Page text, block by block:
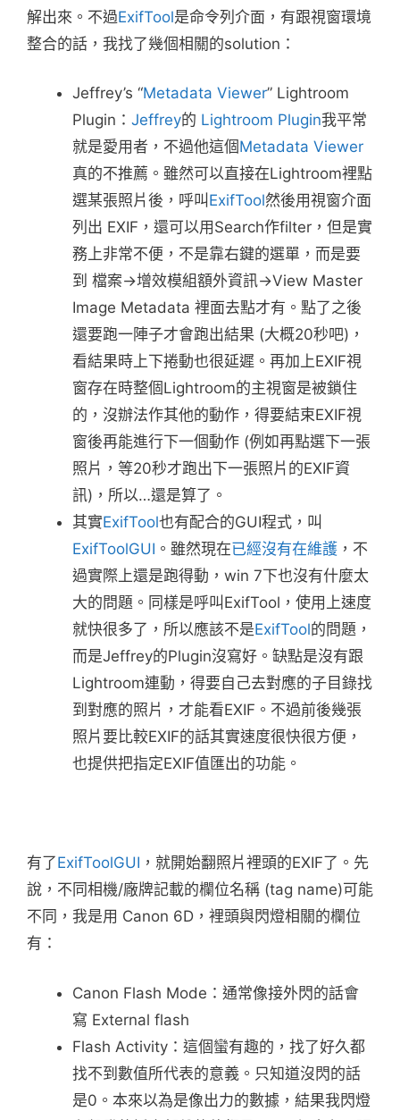
解出來。不過ExifTool是命令列介面，有跟視窗環境
整合的話，我找了幾個相關的solution：
Jeffrey’s “Metadata Viewer” Lightroom
Plugin： Jeffrey的 Lightroom Plugin我平常
就是愛用者，不過他這個 Metadata Viewer
真的不推薦。雖然可以直接在Lightroom裡點
選某張照片後，呼叫 ExifTool然後用視窗介面
列出 EXIF，還可以用Search作filter，但是實
務上非常不便，不是靠右鍵的選單，而是要
到 檔案->增效模組額外資訊->View Master
Image Metadata 裡面去點才有。點了之後
還要跑一陣子才會跑出結果 (大概20秒吧)，
看結果時上下捲動也很延遲。再加上EXIF視
窗存在時整個Lightroom的主視窗是被鎖住
的，沒辦法作其他的動作，得要結束EXIF視
窗後再能進行下一個動作 (例如再點選下一張
照片，等20秒才跑出下一張照片的EXIF資
訊)，所以…還是算了。
其實ExifTool也有配合的GUI程式，叫
ExifToolGUI 。雖然現在已經沒有在維護 ，不
過實際上還是跑得動，win 7下也沒有什麼太
大的問題。同樣是呼叫ExifTool，使用上速度
就快很多了，所以應該不是ExifTool的問題，
而是Jeffrey的Plugin沒寫好。缺點是沒有跟
Lightroom連動，得要自己去對應的子目錄找
到對應的照片，才能看EXIF。不過前後幾張
照片要比較EXIF的話其實速度很快很方便，
也提供把指定EXIF值匯出的功能。
有了ExifToolGUI ，就開始翻照片裡頭的EXIF了。先
說，不同相機/廠牌記載的欄位名稱 (tag name)可能
不同，我是用 Canon 6D，裡頭與閃燈相關的欄位
有：
Canon Flash Mode：通常像接外閃的話會
寫 External flash
Flash Activity：這個蠻有趣的，找了好久都
找不到數值所代表的意義。只知道沒閃的話
是0。本來以為是像出力的數據，結果我閃燈